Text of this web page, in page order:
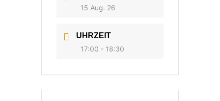
15 Aug. 26
UHRZEIT
17:00 - 18:30